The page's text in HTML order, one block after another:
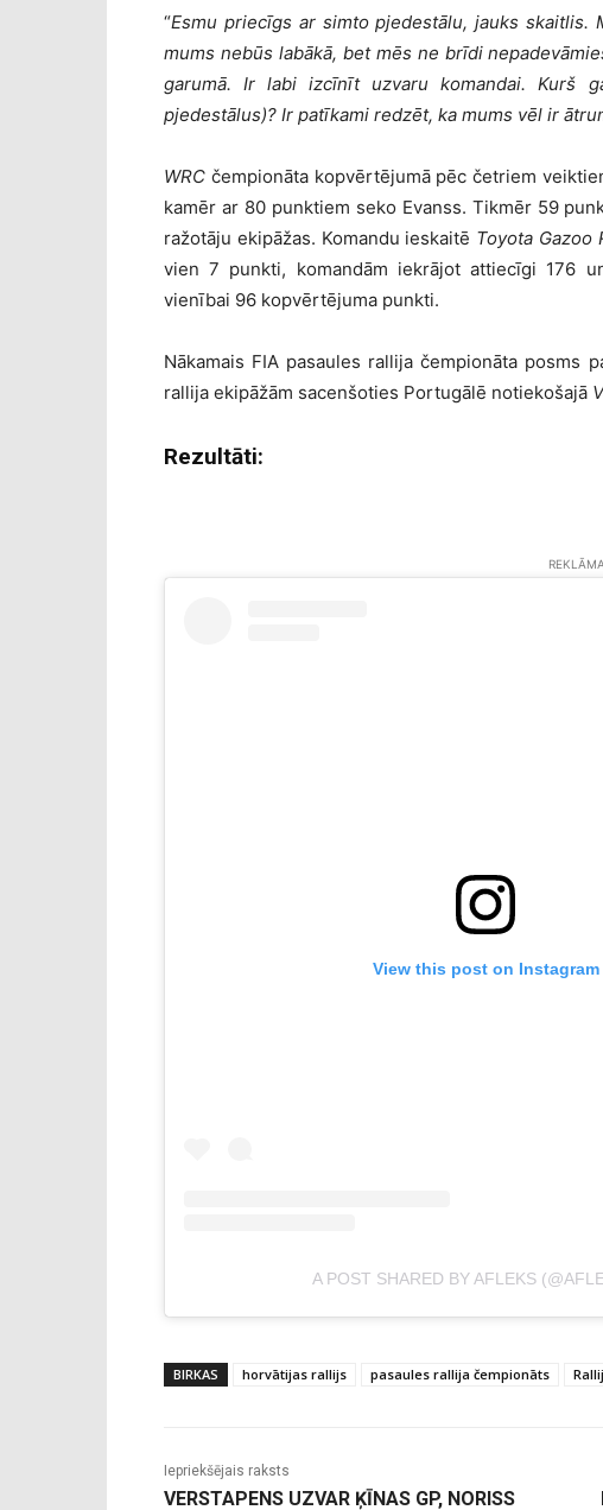
“Esmu priecīgs ar simto pjedestālu, jauks
mums nebūs labākā, bet mēs ne brīdi
garumā. Ir labi izcīnīt uzvaru komandai. Kurš
pjedestālus)? Ir patīkami redzēt, ka mums vēl ir
WRC čempionāta kopvērtējumā pēc četriem
kamēr ar 80 punktiem seko Evanss. Tikmēr 59
ražotāju ekipāžas. Komandu ieskaitē Toyota Gazoo
vien 7 punkti, komandām iekrājot attiecīgi 176
vienībai 96 kopvērtējuma punkti.
Nākamais FIA pasaules rallija čempionāta posms
rallija ekipāžām sacenšoties Portugālē notiekošajā
Rezultāti:
View this post on Instagram
A POST SHARED BY AFLEKS
BIRKAS horvātijas rallijs pasaules rallija čempionāts
Iepriekšējais raksts
VERSTAPENS UZVAR ĶĪNAS GP, NORISS